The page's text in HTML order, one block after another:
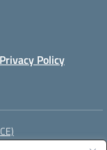
Privacy Policy